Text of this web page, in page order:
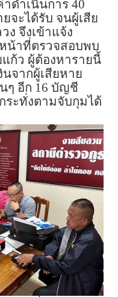
ดำเนินการ 40
ยจะได้รับ จนผู้เสีย
ง จึงเข้าแจ้ง
น้าที่ตรวจสอบพบ
ก้ว ผู้ต้องหารายนี้
จากผู้เสียหาย
ๆ อีก 16 บัญชี
ระทั่งตามจับกุมได้